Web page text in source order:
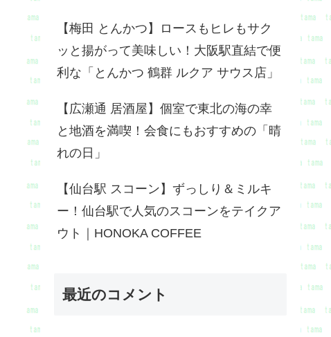
【梅田 とんかつ】ロースもヒレもサク
ッと揚がって美味しい！大阪駅直結で便
利な「とんかつ 鶴群 ルクア サウス店」
【広瀬通 居酒屋】個室で東北の海の幸
と地酒を満喫！会食にもおすすめの「晴
れの日」
【仙台駅 スコーン】ずっしり＆ミルキ
ー！仙台駅で人気のスコーンをテイクア
ウト｜HONOKA COFFEE
最近のコメント